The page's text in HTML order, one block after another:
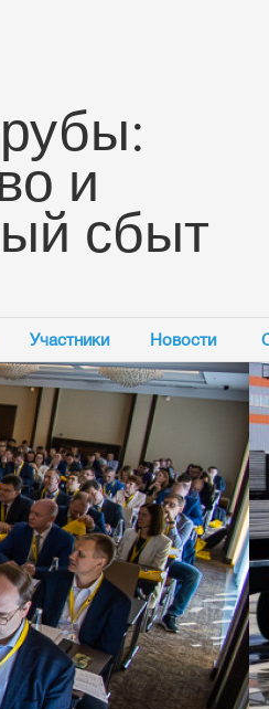
и
сбыт
Участники Новости
в
труб (ТБД,